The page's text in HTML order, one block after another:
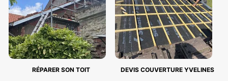
RÉPARER SON TOIT DEVIS COUVERTURE YVELINES